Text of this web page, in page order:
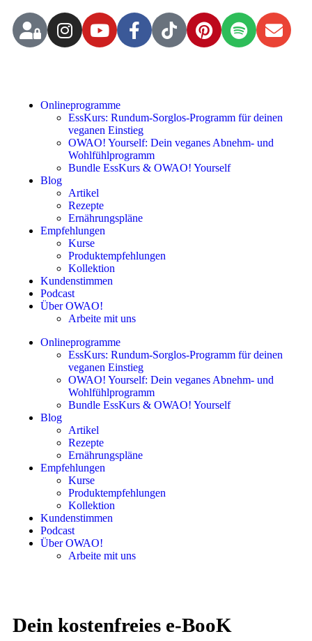
Onlineprogramme
EssKurs: Rundum-Sorglos-Programm für deinen
veganen Einstieg
OWAO! Yourself: Dein veganes Abnehm- und
Wohlfühlprogramm
Bundle EssKurs & OWAO! Yourself
Blog
Artikel
Rezepte
Ernährungspläne
Empfehlungen
Kurse
Produktempfehlungen
Kollektion
Kundenstimmen
Podcast
Über OWAO!
Arbeite mit uns
Onlineprogramme
EssKurs: Rundum-Sorglos-Programm für deinen
veganen Einstieg
OWAO! Yourself: Dein veganes Abnehm- und
Wohlfühlprogramm
Bundle EssKurs & OWAO! Yourself
Blog
Artikel
Rezepte
Ernährungspläne
Empfehlungen
Kurse
Produktempfehlungen
Kollektion
Kundenstimmen
Podcast
Über OWAO!
Arbeite mit uns
Dein kostenfreies e-BooK